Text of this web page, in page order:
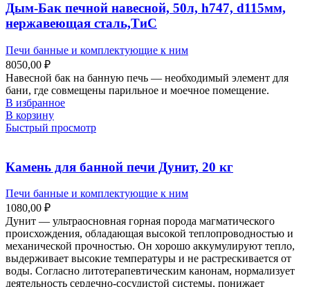
Дым-Бак печной навесной, 50л, h747, d115мм,
нержавеющая сталь,ТиС
Печи банные и комплектующие к ним
8050,00 ₽
Навесной бак на банную печь — необходимый элемент для
бани, где совмещены парильное и моечное помещение.
В избранное
В корзину
Быстрый просмотр
Камень для банной печи Дунит, 20 кг
Печи банные и комплектующие к ним
1080,00 ₽
Дунит — ультраосновная горная порода магматического
происхождения, обладающая высокой теплопроводностью и
механической прочностью. Он хорошо аккумулируют тепло,
выдерживает высокие температуры и не растрескивается от
воды. Согласно литотерапевтическим канонам, нормализует
деятельность сердечно-сосудистой системы, понижает